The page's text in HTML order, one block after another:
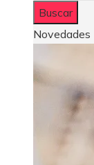
Novedades